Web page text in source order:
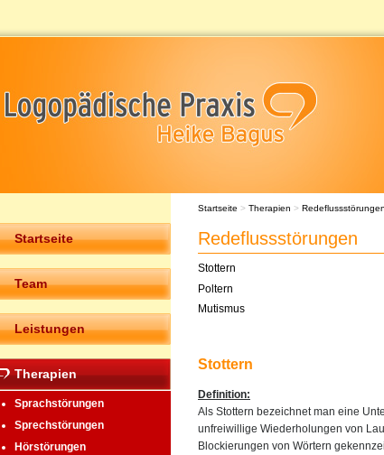
Startseite
Team
Leistungen
Therapien
Sprachstörungen
Sprechstörungen
Hörstörungen
Startseite > Therapien > Redeflussstörungen
Redeflussstörungen
Stottern
Poltern
Mutismus
Stottern
Definition:
Als Stottern bezeichnet man eine
unfreiwillige Wiederholungen von
Blockierungen von Wörtern